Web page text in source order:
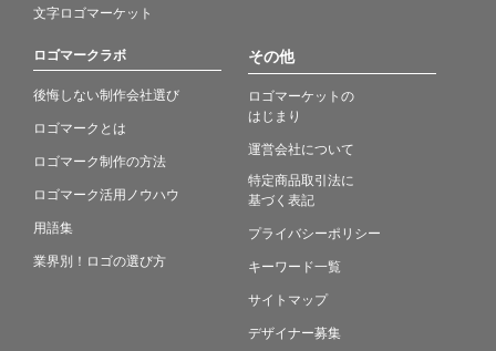
文字ロゴマーケット
ロゴマークラボ
後悔しない制作会社選び
ロゴマークとは
ロゴマーク制作の方法
ロゴマーク活用ノウハウ
用語集
業界別！ロゴの選び方
その他
ロゴマーケットの
はじまり
運営会社について
特定商品取引法に
基づく表記
プライバシーポリシー
キーワード一覧
サイトマップ
デザイナー募集